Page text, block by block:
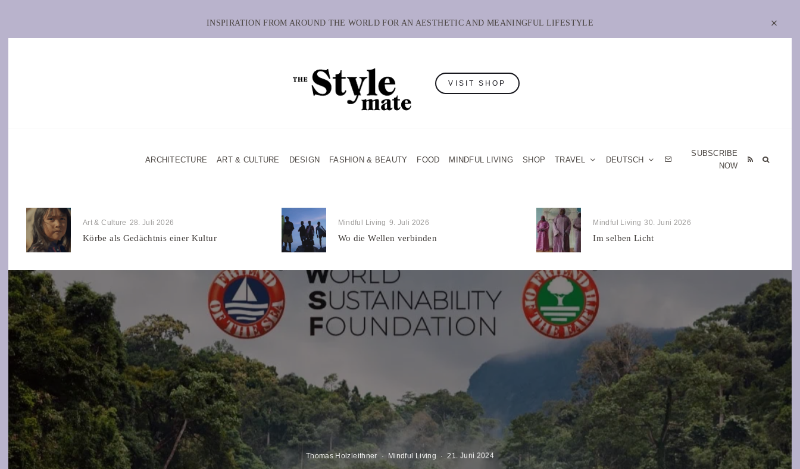
INSPIRATION FROM AROUND THE WORLD FOR AN AESTHETIC AND MEANINGFUL LIFESTYLE
VISIT SHOP
ARCHITECTURE ART & CULTURE DESIGN FASHION & BEAUTY FOOD MINDFUL LIVING SHOP TRAVEL DEUTSCH
SUBSCRIBE
NOW
Art & Culture 28. Juli 2026
Körbe als Gedächtnis einer Kultur
Mindful Living 9. Juli 2026
Wo die Wellen verbinden
Mindful Living 30. Juni 2026
Im selben Licht
Thomas Holzleithner · Mindful Living · 21. Juni 2024